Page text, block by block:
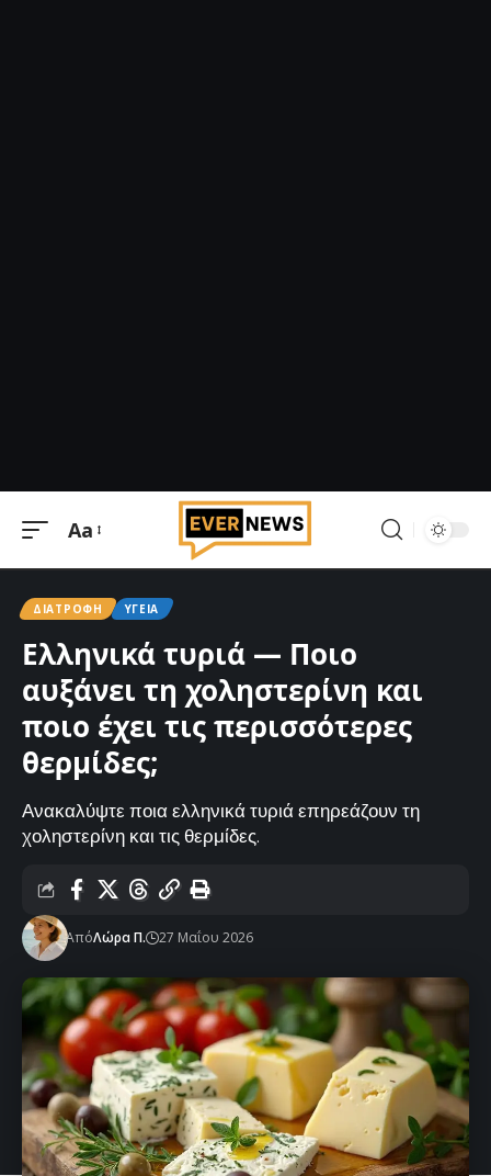
Μεγέθυνση
Aa
ΔΙΑΤΡΟΦΉ ΥΓΕΊΑ
Ελληνικά τυριά — Ποιο
αυξάνει τη χοληστερίνη και
ποιο έχει τις περισσότερες
θερμίδες;
Ανακαλύψτε ποια ελληνικά τυριά επηρεάζουν τη
χοληστερίνη και τις θερμίδες.
ΑπόΛώρα Π. 27 Μαΐου 2026